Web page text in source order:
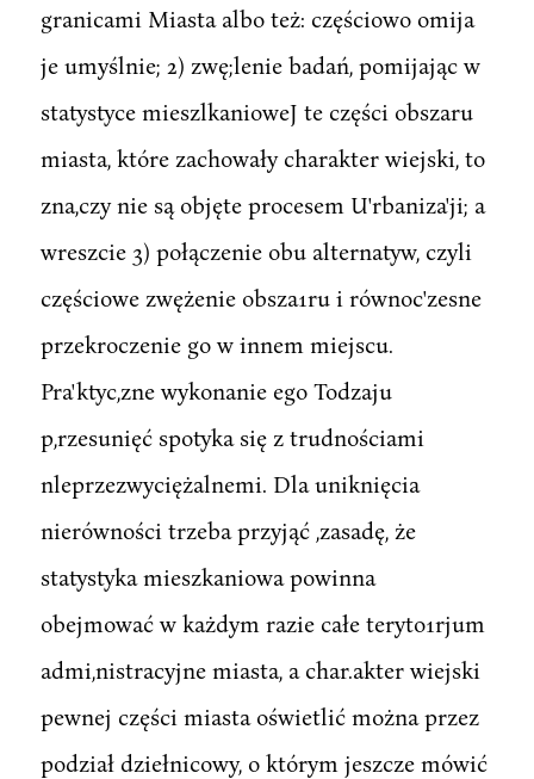
granicami Miasta albo też: częściowo omija
je umyślnie; 2) zwę;lenie badań, pomijając w
statystyce mieszlkanioweJ te części obszaru
miasta, które zachowały charakter wiejski, to
zna,czy nie są objęte procesem U'rbaniza'ji; a
wreszcie 3) połączenie obu alternatyw, czyli
częściowe zwężenie obsza1ru i równoc'zesne
przekroczenie go w innem miejscu.
Pra'ktyc,zne wykonanie ego Todzaju
p,rzesunięć spotyka się z trudnościami
nleprzezwyciężalnemi. Dla uniknięcia
nierówności trzeba przyjąć ,zasadę, że
statystyka mieszkaniowa powinna
obejmować w każdym razie całe teryto1rjum
admi,nistracyjne miasta, a char.akter wiejski
pewnej części miasta oświetlić można przez
podział dziełnicowy, o którym jeszcze mówić